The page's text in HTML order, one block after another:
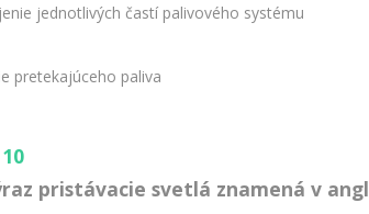
jednotlivých častí palivového systému
pretekajúceho paliva
pristávacie svetlá znamená v